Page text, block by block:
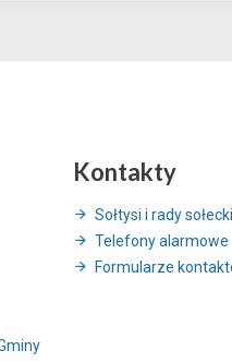
Kontakty
Sołtysi i rady
Telefony alarmowe
Formularze